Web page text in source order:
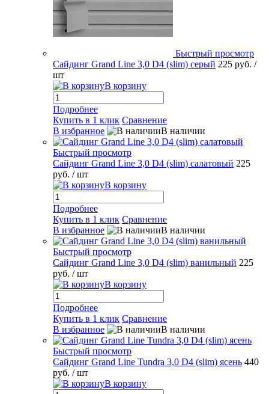
Быстрый просмотр
Сайдинг Grand Line 3,0 D4 (slim) серый 225 руб. /
шт
В корзину
Подробнее
Купить в 1 клик Сравнение
В избранное
В наличии
Быстрый просмотр
Сайдинг Grand Line 3,0 D4 (slim) салатовый 225
руб. / шт
В корзину
Подробнее
Купить в 1 клик Сравнение
В избранное
В наличии
Быстрый просмотр
Сайдинг Grand Line 3,0 D4 (slim) ванильный 225
руб. / шт
В корзину
Подробнее
Купить в 1 клик Сравнение
В избранное
В наличии
Быстрый просмотр
Сайдинг Grand Line Tundra 3,0 D4 (slim) ясень 440
руб. / шт
В корзину